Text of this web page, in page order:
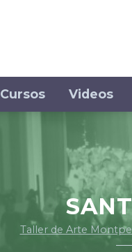
Cursos Videos
Taller de Arte